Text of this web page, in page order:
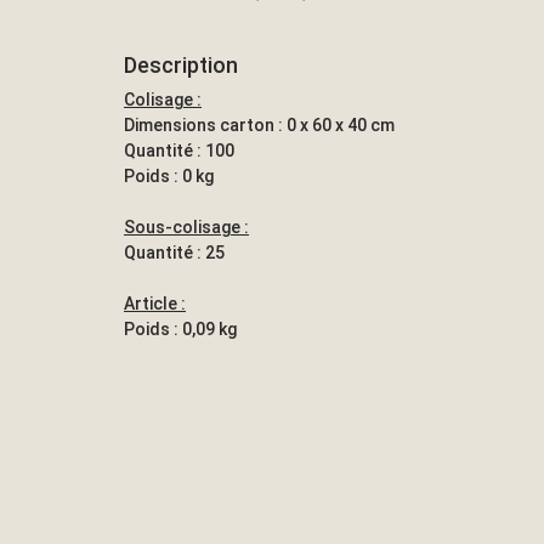
Description
Colisage :
Dimensions carton : 0 x 60 x 40 cm
Quantité : 100
Poids : 0 kg
Sous-colisage :
Quantité : 25
Article :
Poids : 0,09 kg